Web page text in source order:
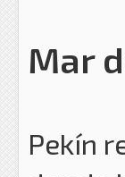
Mar
Pekín